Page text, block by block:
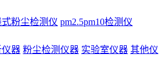
粉尘检测仪 pm2.5pm10检测仪
仪器 粉尘检测仪器 实验室仪器 其他仪